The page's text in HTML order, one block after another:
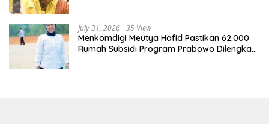
July 31, 2026 35 View
Menkomdigi Meutya Hafid Pastikan 62.000
Rumah Subsidi Program Prabowo Dilengkapi